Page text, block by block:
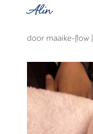
Alin
door maaike-flow |